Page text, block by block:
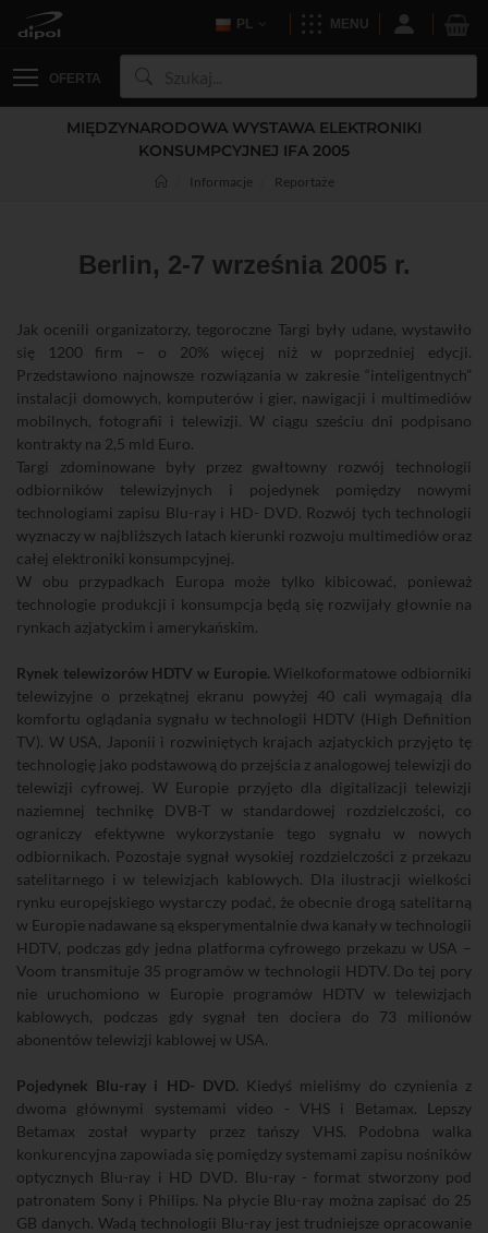
PL MENU
OFERTA
MIĘDZYNARODOWA WYSTAWA ELEKTRONIKI
KONSUMPCYJNEJ IFA 2005
Informacje Reportaże
Berlin, 2-7 września 2005 r.
Jak ocenili organizatorzy, tegoroczne Targi były udane, wystawiło
się 1200 firm – o 20% więcej niż w poprzedniej edycji.
Przedstawiono najnowsze rozwiązania w zakresie “inteligentnych”
instalacji domowych, komputerów i gier, nawigacji i multimediów
mobilnych, fotografii i telewizji. W ciągu sześciu dni podpisano
kontrakty na 2,5 mld Euro.
Targi zdominowane były przez gwałtowny rozwój technologii
odbiorników telewizyjnych i pojedynek pomiędzy nowymi
technologiami zapisu Blu-ray i HD- DVD. Rozwój tych technologii
wyznaczy w najbliższych latach kierunki rozwoju multimediów oraz
całej elektroniki konsumpcyjnej.
W obu przypadkach Europa może tylko kibicować, ponieważ
technologie produkcji i konsumpcja będą się rozwijały głownie na
rynkach azjatyckim i amerykańskim.
Rynek telewizorów HDTV w Europie. Wielkoformatowe odbiorniki
telewizyjne o przekątnej ekranu powyżej 40 cali wymagają dla
komfortu oglądania sygnału w technologii HDTV (High Definition
TV). W USA, Japonii i rozwiniętych krajach azjatyckich przyjęto tę
technologię jako podstawową do przejścia z analogowej telewizji do
telewizji cyfrowej. W Europie przyjęto dla digitalizacji telewizji
naziemnej technikę DVB-T w standardowej rozdzielczości, co
ograniczy efektywne wykorzystanie tego sygnału w nowych
odbiornikach. Pozostaje sygnał wysokiej rozdzielczości z przekazu
satelitarnego i w telewizjach kablowych. Dla ilustracji wielkości
rynku europejskiego wystarczy podać, że obecnie drogą satelitarną
w Europie nadawane są eksperymentalnie dwa kanały w technologii
HDTV, podczas gdy jedna platforma cyfrowego przekazu w USA –
Voom transmituje 35 programów w technologii HDTV. Do tej pory
nie uruchomiono w Europie programów HDTV w telewizjach
kablowych, podczas gdy sygnał ten dociera do 73 milionów
abonentów telewizji kablowej w USA.
Pojedynek Blu-ray i HD- DVD. Kiedyś mieliśmy do czynienia z
dwoma głównymi systemami video - VHS i Betamax. Lepszy
Betamax został wyparty przez tańszy VHS. Podobna walka
konkurencyjna zapowiada się pomiędzy systemami zapisu nośników
optycznych Blu-ray i HD DVD. Blu-ray - format stworzony pod
patronatem Sony i Philips. Na płycie Blu-ray można zapisać do 25
GB danych. Wadą technologii Blu-ray jest trudniejsze opracowanie